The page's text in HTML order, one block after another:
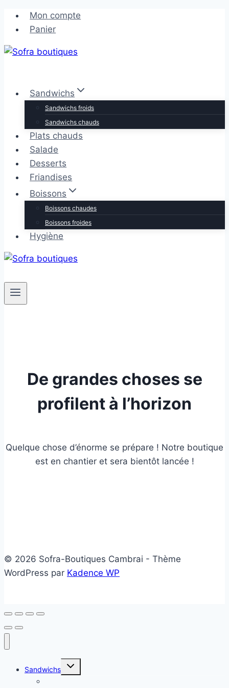
Aller
contenu
Aller
contenu
Mon compte
Panier
Sandwichs
Sandwichs froids
Sandwichs chauds
Plats chauds
Salade
Desserts
Friandises
Boissons
Boissons chaudes
Boissons froides
Hygiène
De grandes choses se
profilent à l’horizon
Quelque chose d’énorme se prépare ! Notre boutique
est en chantier et sera bientôt lancée !
© 2026 Sofra-Boutiques Cambrai - Thème
WordPress par Kadence WP
Sandwichs
Ouvrir/fermer